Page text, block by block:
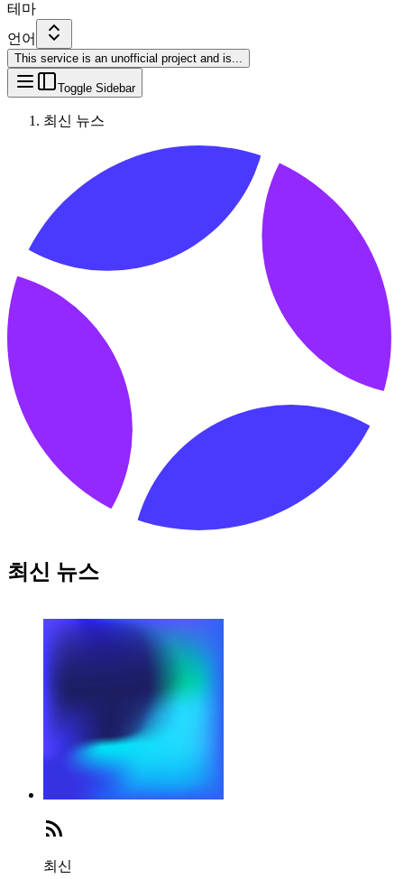
테마
언어
This service is an unofficial project and is...
Toggle Sidebar
최신 뉴스
최신 뉴스
최신